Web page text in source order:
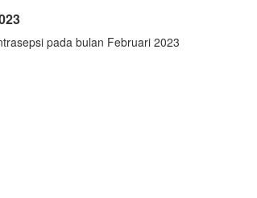
pada bulan Februari 2023